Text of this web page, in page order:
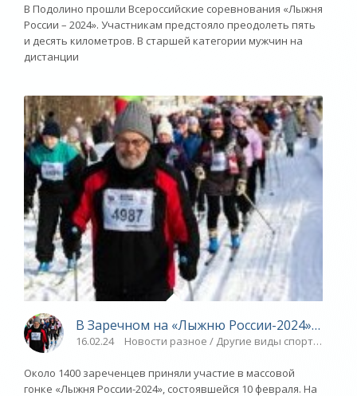
В Подолино прошли Всероссийские соревнования «Лыжня
России – 2024». Участникам предстояло преодолеть пять
и десять километров. В старшей категории мужчин на
дистанции
В Заречном на «Лыжню России-2024»
16.02.24 Новости разное / Другие виды спорта /
Около 1400 зареченцев приняли участие в массовой
гонке «Лыжня России-2024», состоявшейся 10 февраля. На